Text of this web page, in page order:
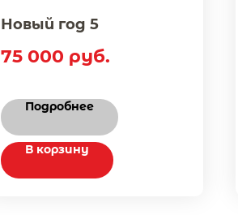
Новый год 5
75 000 руб.
Подробнее
В корзину